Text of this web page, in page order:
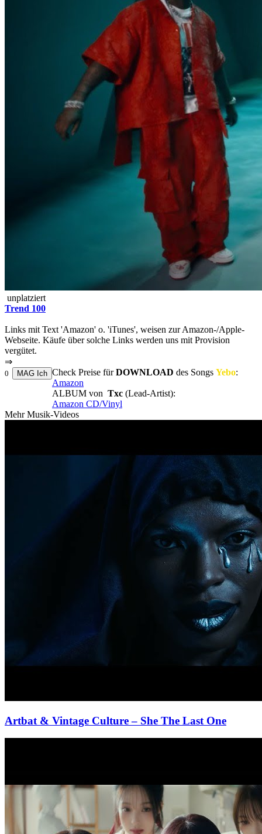
unplatziert
Trend 100
Links mit Text 'Amazon' o. 'iTunes', weisen zur Amazon-/Apple-
Webseite. Käufe über solche Links werden uns mit Provision
vergütet.
⇒
0 Check Preise fürDOWNLOAD des Songs Yebo:
Amazon
ALBUM von Txc (Lead-Artist):
Amazon CD/Vinyl
Mehr Musik-Videos
Artbat & Vintage Culture– She The Last One